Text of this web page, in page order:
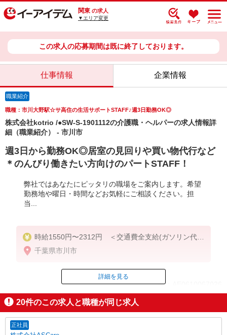
関東 の求人
▼エリア変更
この求人の応募期間は既に終了しております。
仕事情報 企業情報
職業紹介
職種：市川大野駅☆サ高住の生活サポートSTAFF♪週3日勤務OK◎
株式会社kotrio /●SW-S-1901112の介護職・ヘルパーの求人情報詳
細（職業紹介） - 市川市
週3日から勤務OK◎居室の見回りや買い物代行など
＊のんびり働きたい方向けのパートSTAFF！
弊社ではあなたにピッタリの職場をご案内します。希望
勤務地や曜日・時間などお気軽にご相談ください。担
当...
時給1550円〜2312円 ＜交通費全支給(ガソリン代含
む)＞
千葉県市川市
ID：AE0610067026
掲載期間終了
詳細を見る
20件のこの求人と職種が同じ求人
正社員